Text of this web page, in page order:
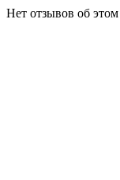
Нет отзывов об этом